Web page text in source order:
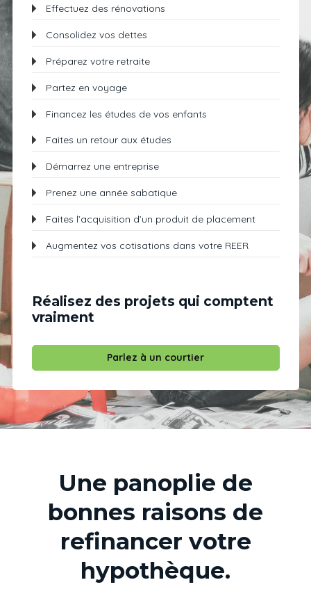
Effectuez des rénovations
Consolidez vos dettes
Préparez votre retraite
Partez en voyage
Financez les études de vos enfants
Faites un retour aux études
Démarrez une entreprise
Prenez une année sabatique
Faites l’acquisition d’un produit de placement
Augmentez vos cotisations dans votre REER
Réalisez des projets qui comptent
vraiment
Parlez à un courtier
Une panoplie de
bonnes raisons de
refinancer votre
hypothèque.